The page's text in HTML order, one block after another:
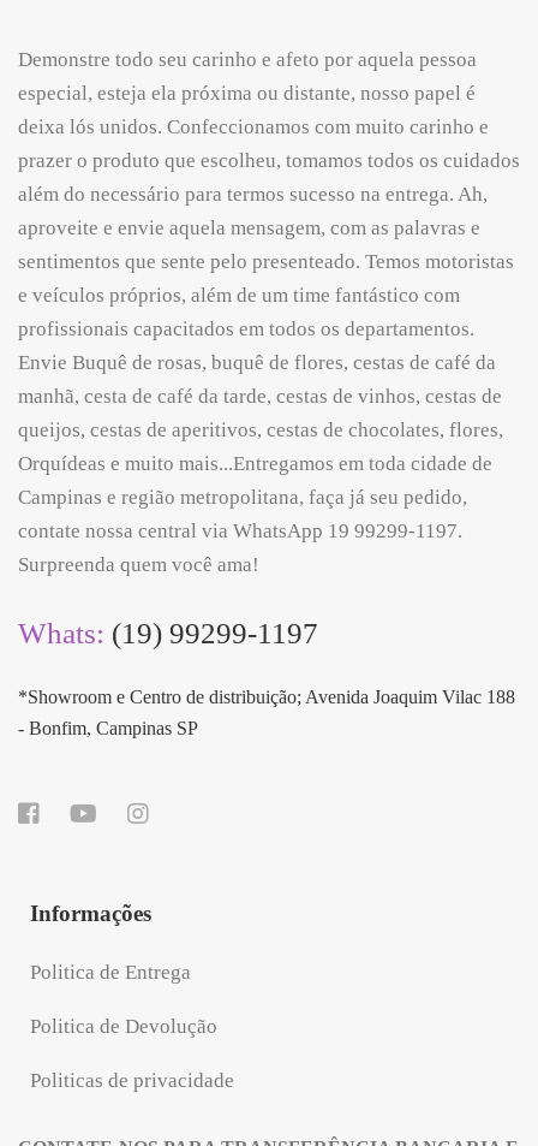
Demonstre todo seu carinho e afeto por aquela pessoa
especial, esteja ela próxima ou distante, nosso papel é
deixa lós unidos. Confeccionamos com muito carinho e
prazer o produto que escolheu, tomamos todos os cuidados
além do necessário para termos sucesso na entrega. Ah,
aproveite e envie aquela mensagem, com as palavras e
sentimentos que sente pelo presenteado. Temos motoristas
e veículos próprios, além de um time fantástico com
profissionais capacitados em todos os departamentos.
Envie Buquê de rosas, buquê de flores, cestas de café da
manhã, cesta de café da tarde, cestas de vinhos, cestas de
queijos, cestas de aperitivos, cestas de chocolates, flores,
Orquídeas e muito mais...Entregamos em toda cidade de
Campinas e região metropolitana, faça já seu pedido,
contate nossa central via WhatsApp 19 99299-1197.
Surpreenda quem você ama!
Whats: (19) 99299-1197
*Showroom e Centro de distribuição; Avenida Joaquim Vilac 188
- Bonfim, Campinas SP
Informações
Politica de Entrega
Politica de Devolução
Politicas de privacidade